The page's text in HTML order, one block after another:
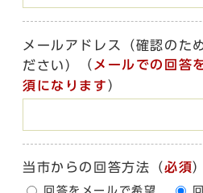
メールアドレス（確認のた
ださい）
（ メールでの回答
須になります ）
当市からの回答方法 （必須）
回答をメールで希望